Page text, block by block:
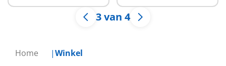
Home Winkel
3 van 4